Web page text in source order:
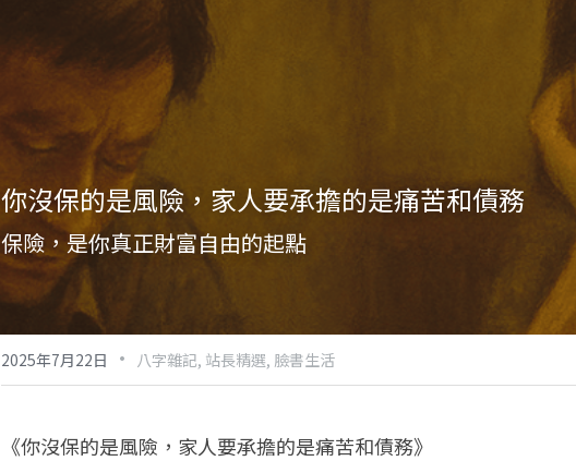
你沒保的是風險，家人要承擔的是痛苦和債務
保險，是你真正財富自由的起點
2025年7月22日 · 八字雜記, 站長精選, 臉書生活
《你沒保的是風險，家人要承擔的是痛苦和債務》